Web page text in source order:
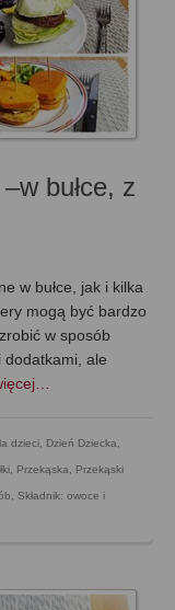
bułce, z
w bułce, jak i kilka
mogą być bardzo
w sposób
dodatkami, ale
dzieci Dzień Dziecka
Przekąska Przekąski
Składnik: owoce i